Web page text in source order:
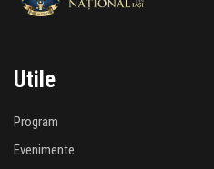
Utile
Program
Evenimente